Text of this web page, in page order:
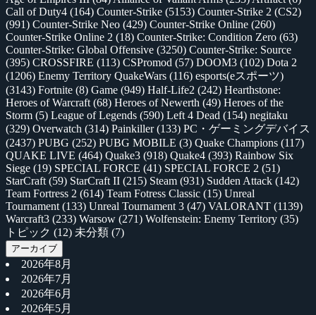
Call of Duty4 (164) Counter-Strike (5153) Counter-Strike 2 (CS2)
(991) Counter-Strike Neo (429) Counter-Strike Online (260)
Counter-Strike Online 2 (18) Counter-Strike: Condition Zero (63)
Counter-Strike: Global Offensive (3250) Counter-Strike: Source
(395) CROSSFIRE (113) CSPromod (57) DOOM3 (102) Dota 2
(1206) Enemy Territory QuakeWars (116) esports(eスポーツ)
(3143) Fortnite (8) Game (949) Half-Life2 (242) Hearthstone:
Heroes of Warcraft (68) Heroes of Newerth (49) Heroes of the
Storm (5) League of Legends (590) Left 4 Dead (154) negitaku
(329) Overwatch (314) Painkiller(133) PC・ゲーミングデバイス
(2437) PUBG (252) PUBG MOBILE (3) Quake Champions (117)
QUAKE LIVE (464) Quake3 (918) Quake4 (393) Rainbow Six
Siege (19) SPECIAL FORCE (41) SPECIAL FORCE 2 (51)
StarCraft (59) StarCraft II (215) Steam (931) Sudden Attack (142)
Team Fortress 2 (614) Team Fotress Classic (15) Unreal
Tournament (133) Unreal Tournament 3 (47) VALORANT (1139)
Warcraft3 (233) Warsow (271) Wolfenstein: Enemy Territory (35)
トピック (12) 未分類 (7)
アーカイブ
2026年8月
2026年7月
2026年6月
2026年5月